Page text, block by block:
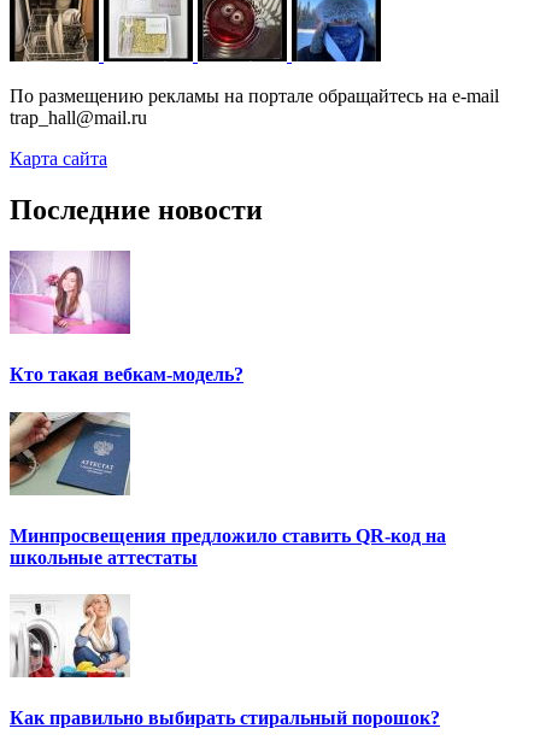
По размещению рекламы на портале обращайтесь на e-mail
trap_hall@mail.ru
Карта сайта
Последние новости
Кто такая вебкам-модель?
Минпросвещения предложило ставить QR-код на
школьные аттестаты
Как правильно выбирать стиральный порошок?